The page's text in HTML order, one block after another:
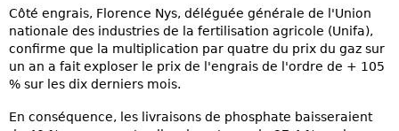
Côté engrais, Florence Nys, déléguée générale de l'Union
nationale des industries de la fertilisation agricole (Unifa),
confirme que la multiplication par quatre du prix du gaz sur
un an a fait exploser le prix de l'engrais de l'ordre de + 105
% sur les dix derniers mois.
En conséquence, les livraisons de phosphate baisseraient